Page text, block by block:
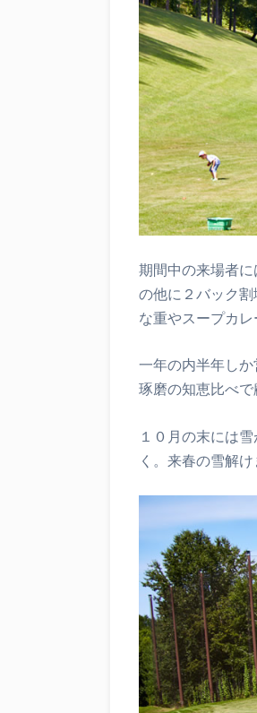
期間中の来場者
の他に２バック
な重やスープカレ
一年の内半年し
琢磨の知恵比べで
１０月の末には
く。来春の雪解け